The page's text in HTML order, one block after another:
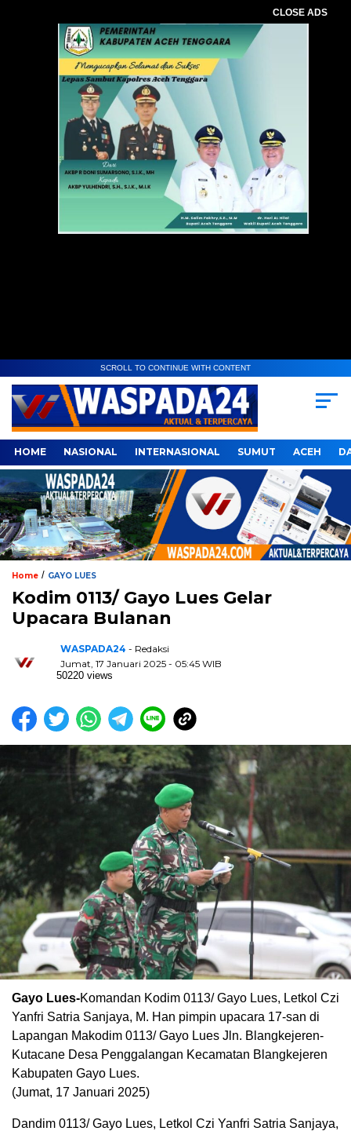
CLOSE ADS
SCROLL TO CONTINUE WITH CONTENT
HOME NASIONAL INTERNASIONAL SUMUT ACEH
Home / GAYO LUES
Kodim 0113/ Gayo Lues Gelar
Upacara Bulanan
WASPADA24 - Redaksi
Jumat, 17 Januari 2025 - 05:45 WIB
50220 views
Gayo Lues-Komandan Kodim 0113/ Gayo Lues, Letkol Czi
Yanfri Satria Sanjaya, M. Han pimpin upacara 17-san di
Lapangan Makodim 0113/ Gayo Lues Jln. Blangkejeren-
Kutacane Desa Penggalangan Kecamatan Blangkejeren
Kabupaten Gayo Lues.
(Jumat, 17 Januari 2025)
Dandim 0113/ Gayo Lues, Letkol Czi Yanfri Satria Sanjaya,